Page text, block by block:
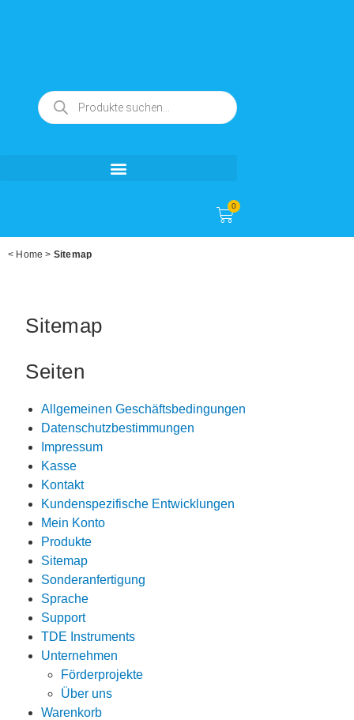
0
< Home > Sitemap
Sitemap
Seiten
Allgemeinen Geschäftsbedingungen
Datenschutzbestimmungen
Impressum
Kasse
Kontakt
Kundenspezifische Entwicklungen
Mein Konto
Produkte
Sitemap
Sonderanfertigung
Sprache
Support
TDE Instruments
Unternehmen
Förderprojekte
Über uns
Warenkorb